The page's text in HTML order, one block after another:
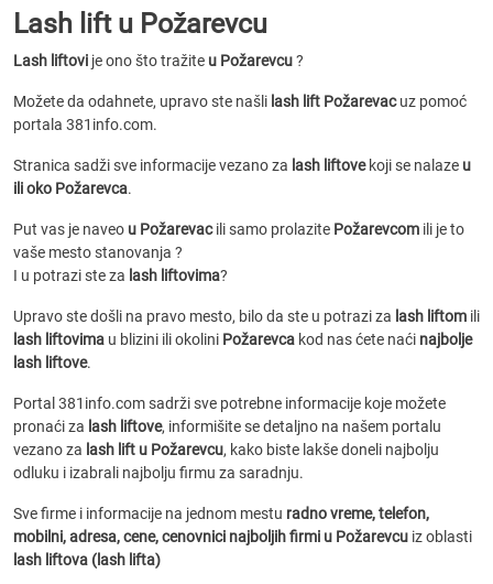
Lash lift u Požarevcu
Lash liftovi je ono što tražite u Požarevcu?
Možete da odahnete, upravo ste našli lash lift Požarevacuz pomoć
portala 381info.com.
Stranica sadži sve informacije vezano za lash liftovekoji se nalaze u
ili oko Požarevca.
Put vas je naveo u Požarevacili samo prolazite Požarevcom ili je to
vaše mesto stanovanja ?
I u potrazi ste za lash liftovima?
Upravo ste došli na pravo mesto, bilo da ste u potrazi za lash liftom ili
lash liftovima u blizini ili okolini Požarevca kod nas ćete naći najbolje
lash liftove.
Portal 381info.com sadrži sve potrebne informacije koje možete
pronaći za lash liftove, informišite se detaljno na našem portalu
vezano za lash lift u Požarevcu, kako biste lakše doneli najbolju
odluku i izabrali najbolju firmu za saradnju.
Sve firme i informacije na jednom mestu radno vreme, telefon,
mobilni, adresa, cene, cenovnici najboljih firmi u Požarevcu iz oblasti
lash liftova (lash lifta)